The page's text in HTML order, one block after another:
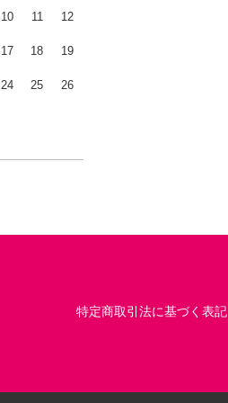
10 11 12
17 18 19
24 25 26
特定商取引法に基づく表記